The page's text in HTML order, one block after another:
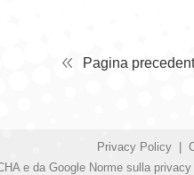
Pagina
Privacy Policy |
e da Google Norme sulla privacy